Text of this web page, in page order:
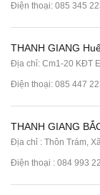
Điện thoại: 085 345
THANH GIANG
Địa chỉ: Cm1-20 KĐT
Điện thoại: 085 447
THANH GIANG
Địa chỉ : Thôn Trám,
Điện thoại : 084 993